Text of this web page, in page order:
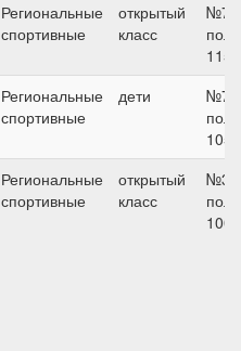
Региональные
спортивные
открытый
класс
№7А
115
Региональные
спортивные
дети
№7
105
Региональные
спортивные
открытый
класс
№3А
100